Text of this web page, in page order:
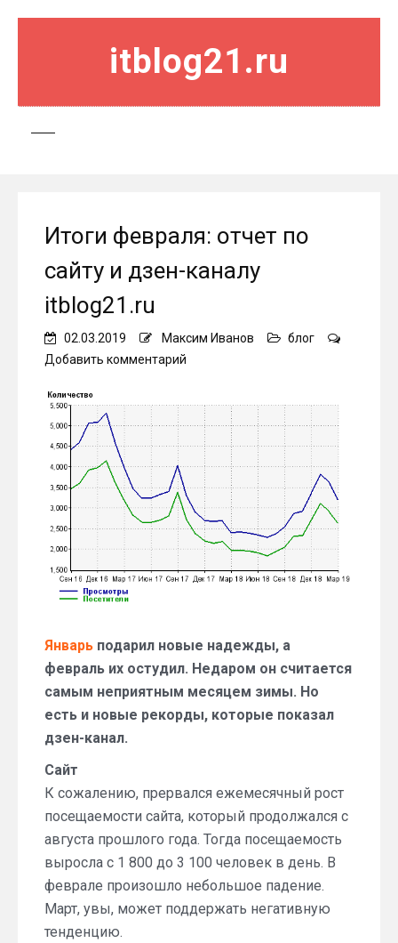
itblog21.ru
Итоги февраля: отчет по
сайту и дзен-каналу
itblog21.ru
02.03.2019 Максим Иванов
блог
Добавить комментарий
отчет
сайту
и
дзен-
каналу
itblog21.ru
Январь подарил новые надежды, а
февраль их остудил. Недаром он считается
самым неприятным месяцем зимы. Но
есть и новые рекорды, которые показал
дзен-канал.
Сайт
К сожалению, прервался ежемесячный рост
посещаемости сайта, который продолжался с
августа прошлого года. Тогда посещаемость
выросла с 1 800 до 3 100 человек в день. В
феврале произошло небольшое падение.
Март, увы, может поддержать негативную
тенденцию.